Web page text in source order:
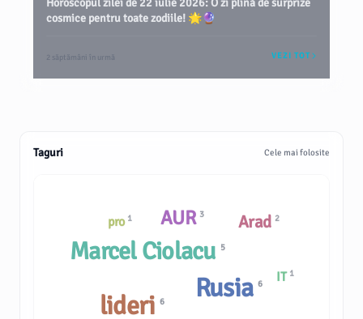
Horoscopul zilei de 22 iulie 2026: O zi plină de surprize
cosmice pentru toate zodiile! 🌟🔮
2 săptămâni în urmă VEZI TOT
Taguri Cele mai folosite
lideri6
IT 1
pro 1 AUR 3
Rusia6
Marcel Ciolacu 5
Arad 2